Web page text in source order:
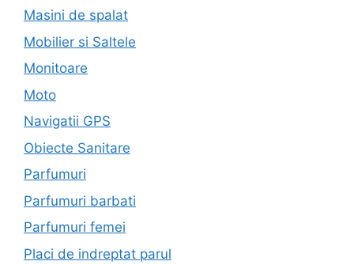
Masini de spalat
Mobilier si Saltele
Monitoare
Moto
Navigatii GPS
Obiecte Sanitare
Parfumuri
Parfumuri barbati
Parfumuri femei
Placi de indreptat parul